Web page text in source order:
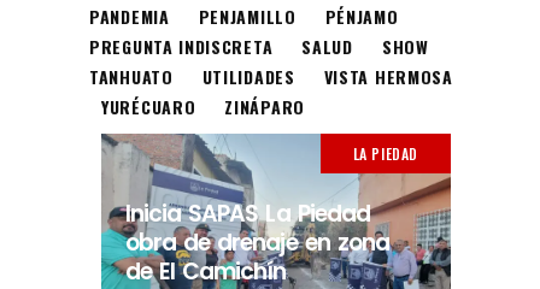
PANDEMIA
PENJAMILLO
PÉNJAMO
PREGUNTA INDISCRETA
SALUD
SHOW
TANHUATO
UTILIDADES
VISTA HERMOSA
YURÉCUARO
ZINÁPARO
LA PIEDAD
Inicia SAPAS La Piedad
obra de drenaje en zona
de El Camichín